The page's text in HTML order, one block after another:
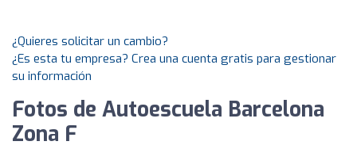
¿Quieres solicitar un cambio?
¿Es esta tu empresa? Crea una cuenta gratis para gestionar
su información
Fotos de Autoescuela Barcelona
Zona F